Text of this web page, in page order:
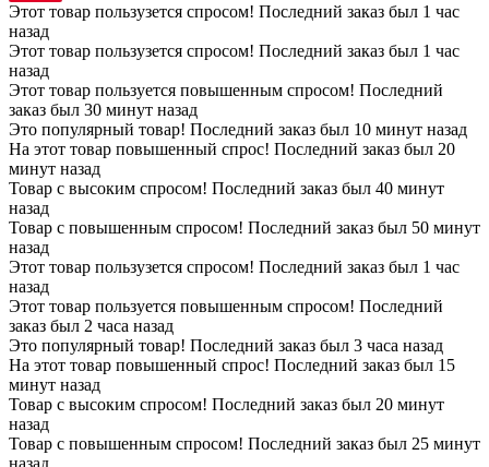
Этот товар пользузется спросом! Последний заказ был 1 час
назад
Этот товар пользузется спросом! Последний заказ был 1 час
назад
Этот товар пользуется повышенным спросом! Последний
заказ был 30 минут назад
Это популярный товар! Последний заказ был 10 минут назад
На этот товар повышенный спрос! Последний заказ был 20
минут назад
Товар с высоким спросом! Последний заказ был 40 минут
назад
Товар с повышенным спросом! Последний заказ был 50 минут
назад
Этот товар пользузется спросом! Последний заказ был 1 час
назад
Этот товар пользуется повышенным спросом! Последний
заказ был 2 часа назад
Это популярный товар! Последний заказ был 3 часа назад
На этот товар повышенный спрос! Последний заказ был 15
минут назад
Товар с высоким спросом! Последний заказ был 20 минут
назад
Товар с повышенным спросом! Последний заказ был 25 минут
назад